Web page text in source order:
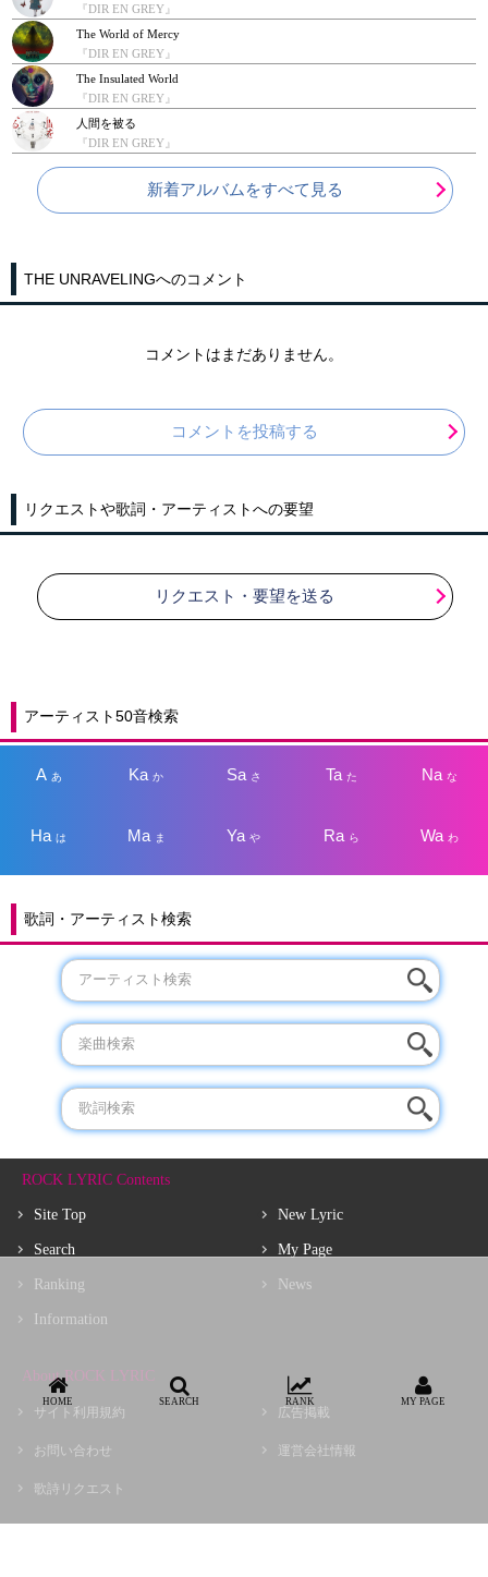
『DIR EN GREY』
The World of Mercy
『DIR EN GREY』
The Insulated World
『DIR EN GREY』
人間を被る
『DIR EN GREY』
新着アルバムをすべて見る
THE UNRAVELINGへのコメント
コメントはまだありません。
コメントを投稿する
リクエストや歌詞・アーティストへの要望
リクエスト・要望を送る
アーティスト50音検索
A あ Kaか Sa さ Taた Na な
Haは Ma ま Yaや Ra ら Wa わ
歌詞・アーティスト検索
ROCK LYRIC Contents
Site Top
Search
Ranking
Information
New Lyric
My Page
News
About ROCK LYRIC
サイト利用規約
お問い合わせ
歌詩リクエスト
広告掲載
運営会社情報
HOME SEARCH RANK MY PAGE